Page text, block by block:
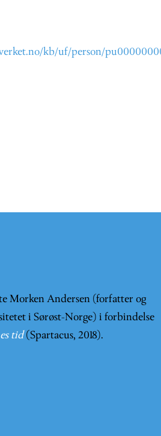
kb/uf/person/
Morken Andersen (forfatter og
i Sørøst-Norge) i forbindelse
tid (Spartacus, 2018).